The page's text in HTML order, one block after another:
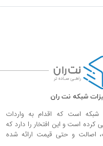
شبکه نت ران
شبکه است که اقدام به واردات
است و این افتخار را دارد که
اصالت و حتی قیمت ارائه شده